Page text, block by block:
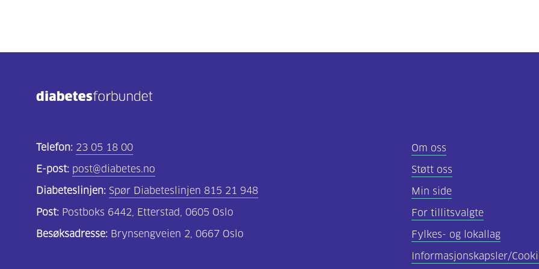
Telefon: 23 05 18 00
E-post: post@diabetes.no
Diabeteslinjen: Spør Diabeteslinjen 815 21 948
Post: Postboks 6442, Etterstad, 0605 Oslo
Besøksadresse: Brynsengveien 2, 0667 Oslo
Om oss
Støtt oss
Min side
For tillitsvalgte
Fylkes- og lokallag
Informasjonskapsler/